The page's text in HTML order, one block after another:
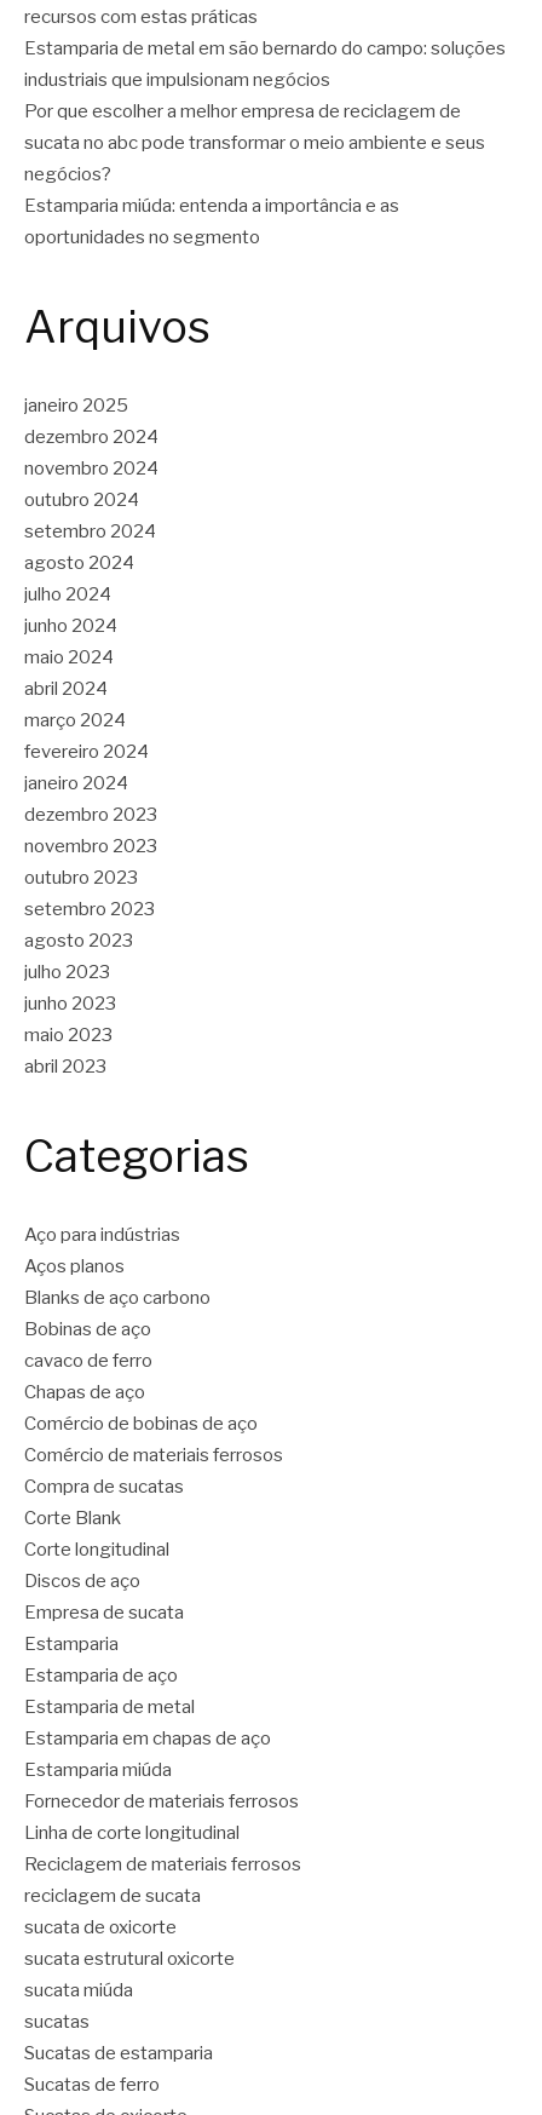
recursos com estas práticas
Estamparia de metal em são bernardo do campo: soluções
industriais que impulsionam negócios
Por que escolher a melhor empresa de reciclagem de
sucata no abc pode transformar o meio ambiente e seus
negócios?
Estamparia miúda: entenda a importância e as
oportunidades no segmento
Arquivos
janeiro 2025
dezembro 2024
novembro 2024
outubro 2024
setembro 2024
agosto 2024
julho 2024
junho 2024
maio 2024
abril 2024
março 2024
fevereiro 2024
janeiro 2024
dezembro 2023
novembro 2023
outubro 2023
setembro 2023
agosto 2023
julho 2023
junho 2023
maio 2023
abril 2023
Categorias
Aço para indústrias
Aços planos
Blanks de aço carbono
Bobinas de aço
cavaco de ferro
Chapas de aço
Comércio de bobinas de aço
Comércio de materiais ferrosos
Compra de sucatas
Corte Blank
Corte longitudinal
Discos de aço
Empresa de sucata
Estamparia
Estamparia de aço
Estamparia de metal
Estamparia em chapas de aço
Estamparia miúda
Fornecedor de materiais ferrosos
Linha de corte longitudinal
Reciclagem de materiais ferrosos
reciclagem de sucata
sucata de oxicorte
sucata estrutural oxicorte
sucata miúda
sucatas
Sucatas de estamparia
Sucatas de ferro